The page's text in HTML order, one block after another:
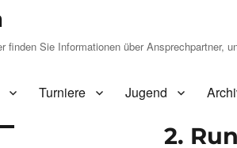
Sie Informationen über Ansprechpartner,
Turniere Jugend
2.